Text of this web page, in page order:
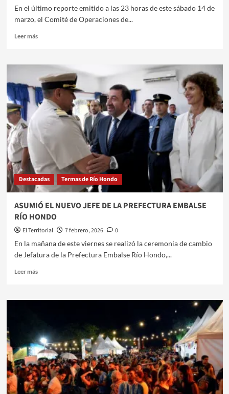
En el último reporte emitido a las 23 horas de este sábado 14 de
marzo, el Comité de Operaciones de...
Leer másLeer
EL
RÍO
DULCE
COMIENZA
A
ESTABILIZARSE
TRAS
PICO
CRECIENTE
EN
LAS
TERMAS
Destacadas Termas de Río Hondo
ASUMIÓ EL NUEVO JEFE DE LA PREFECTURA EMBALSE
RÍO HONDO
El Territorial 7 febrero, 2026
0
En la mañana de este viernes se realizó la ceremonia de cambio
de Jefatura de la Prefectura Embalse Río Hondo,...
Leer másLeer
ASUMIÓ
DE
LA
PREFECTURA
EMBALSE
RÍO
HONDO